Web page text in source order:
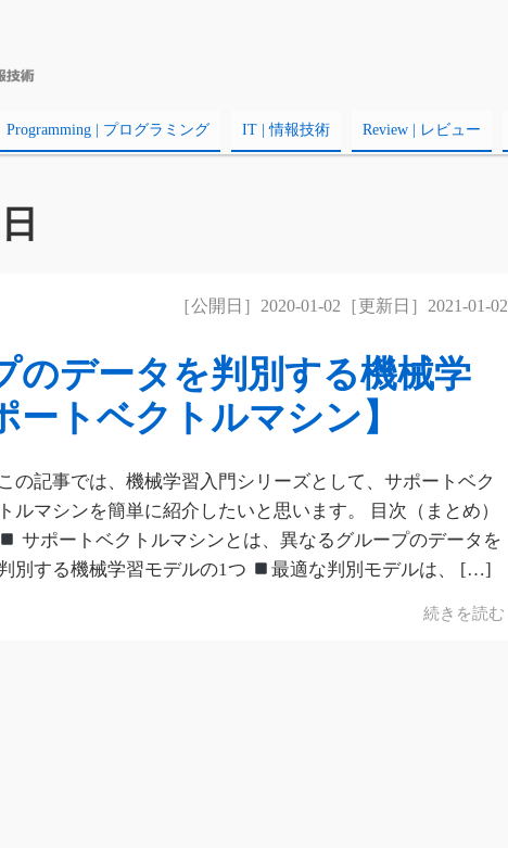
Programming | プログラミング IT | 情報技術 Review | レビュー
［公開日］2020-01-02［更新日］2021-01-02
のデータを判別する機械学
ートベクトルマシン】
この記事では、機械学習入門シリーズとして、サポートベク
トルマシンを簡単に紹介したいと思います。 目次（まとめ）
サポートベクトルマシンとは、異なるグループのデータを
別する機械学習モデルの1つ
最適な判別モデルは、 […]
続きを読む